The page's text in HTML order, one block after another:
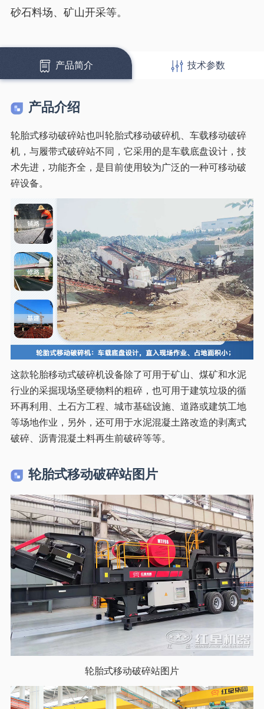
砂石料场、矿山开采等。
产品简介 技术参数
产品介绍
轮胎式移动破碎站也叫轮胎式移动破碎机、车载移动破碎
机，与履带式破碎站不同，它采用的是车载底盘设计，技
术先进，功能齐全，是目前使用较为广泛的一种可移动破
碎设备。
这款轮胎移动式破碎机设备除了可用于矿山、煤矿和水泥
行业的采掘现场坚硬物料的粗碎，也可用于建筑垃圾的循
环再利用、土石方工程、城市基础设施、道路或建筑工地
等场地作业，另外，还可用于水泥混凝土路改造的剥离式
破碎、沥青混凝土料再生前破碎等等。
轮胎式移动破碎站图片
轮胎式移动破碎站图片